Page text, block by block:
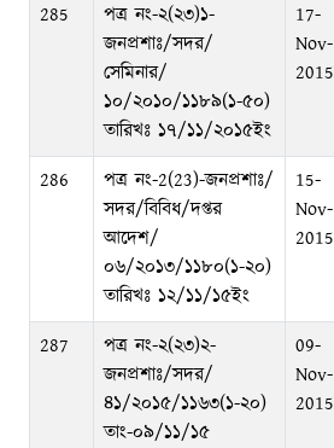
285
পত্র নং-২(২৩)১-
জনপ্রশাঃ/সদর/
সেমিনার/
১০/২০১০/১১৮৯(১-৫০)
তারিখঃ ১৭/১১/২০১৫ইং
17-
Nov-
2015
286
পত্র নং-2(23)-জনপ্রশাঃ/
সদর/বিবিধ/দপ্তর
আদেশ/
০৬/২০১৩/১১৮০(১-২০)
তারিখঃ ১২/১১/১৫ইং
15-
Nov-
2015
287
পত্র নং-২(২৩)২-
জনপ্রশাঃ/সদর/
৪১/২০১৫/১১৬৩(১-২০)
তাং-০৯/১১/১৫
09-
Nov-
2015